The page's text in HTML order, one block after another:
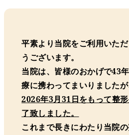
平素より当院をご利用いた
うございます。
当院は、皆様のおかげで43
療に携わってまいりましたが
2026年3月31日をもって整
了致しました。
これまで長きにわたり当院